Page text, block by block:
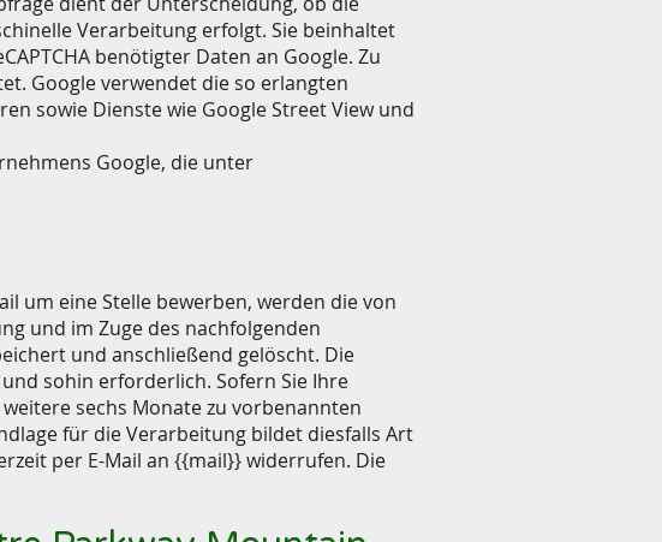
um eine Stelle bewerben, werden die von
und im Zuge des nachfolgenden
und anschließend gelöscht. Die
sohin erforderlich. Sofern Sie Ihre
sechs Monate zu vorbenannten
für die Verarbeitung bildet diesfalls Art
per E-Mail an {{mail}} widerrufen. Die
Verarbeitung erfolgt. Sie beinhaltet
benötigter Daten an Google. Zu
Google verwendet die so erlangten
sowie Dienste wie Google Street View und
Google, die unter